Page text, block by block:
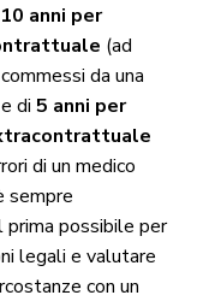
anni per
(ad
da una
di 5 anni per
di un medico
sempre
prima possibile per
legali e valutare
con un